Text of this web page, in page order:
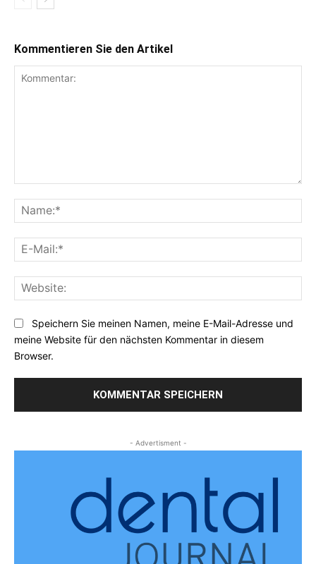
Kommentieren Sie den Artikel
Speichern Sie meinen Namen, meine E-Mail-Adresse und
meine Website für den nächsten Kommentar in diesem
Browser.
- Advertisment -